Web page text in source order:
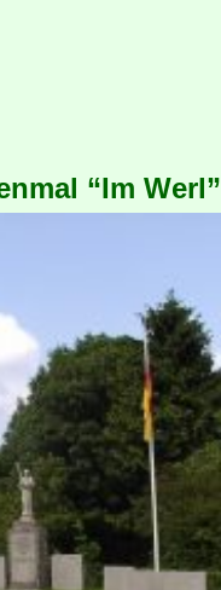
“Im Werl”